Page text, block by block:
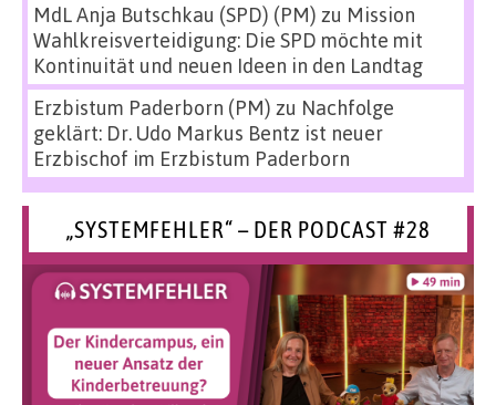
MdL Anja Butschkau (SPD) (PM) zu Mission
Wahlkreisverteidigung: Die SPD möchte mit
Kontinuität und neuen Ideen in den Landtag
Erzbistum Paderborn (PM) zu Nachfolge
geklärt: Dr. Udo Markus Bentz ist neuer
Erzbischof im Erzbistum Paderborn
„SYSTEMFEHLER“ – DER PODCAST #28